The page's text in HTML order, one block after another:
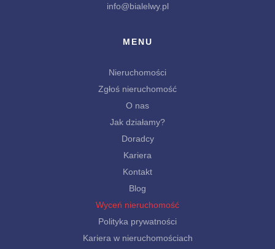
info@bialelwy.pl
MENU
Nieruchomości
Zgłoś nieruchomość
O nas
Jak działamy?
Doradcy
Kariera
Kontakt
Blog
Wyceń nieruchomość
Polityka prywatności
Kariera w nieruchomościach